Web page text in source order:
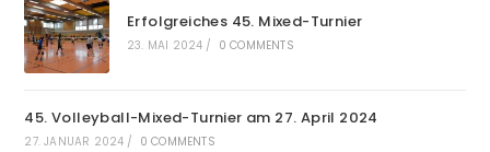
Erfolgreiches 45. Mixed-Turnier
23. MAI 2024 / 0 COMMENTS
45. Volleyball-Mixed-Turnier am 27. April 2024
27. JANUAR 2024 / 0 COMMENTS